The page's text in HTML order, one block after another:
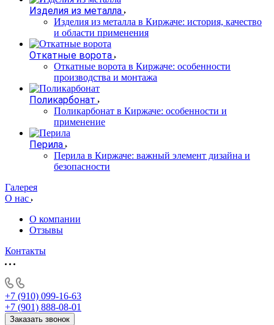
Изделия из металла
Изделия из металла в Киржаче: история, качество
и области применения
Откатные ворота
Откатные ворота в Киржаче: особенности
производства и монтажа
Поликарбонат
Поликарбонат в Киржаче: особенности и
применение
Перила
Перила в Киржаче: важный элемент дизайна и
безопасности
Галерея
О нас
О компании
Отзывы
Контакты
+7 (910) 099-16-63
+7 (901) 888-08-01
Заказать звонок